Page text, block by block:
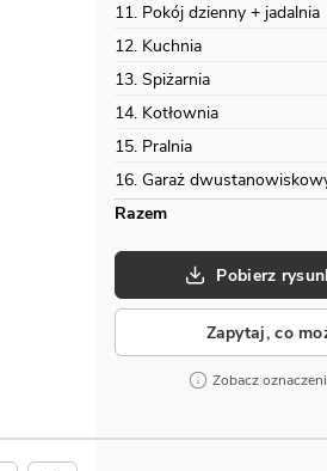
11. Pokój dzienny + jadalnia
12. Kuchnia
13. Spiżarnia
14. Kotłownia
15. Pralnia
16. Garaż
Razem
Pobierz
Zapytaj, co
Zobacz